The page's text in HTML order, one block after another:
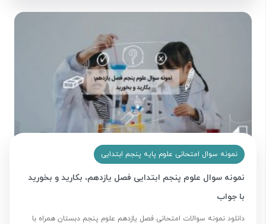
نمونه سوال امتحانی علوم پایه پنجم ابتدایی
نمونه سوال علوم پنجم ابتدایی فصل یازدهم، بکارید و بخورید
با جواب
دانلود نمونه سوالات امتحانی فصل یازدهم علوم پنجم دبستان همراه با